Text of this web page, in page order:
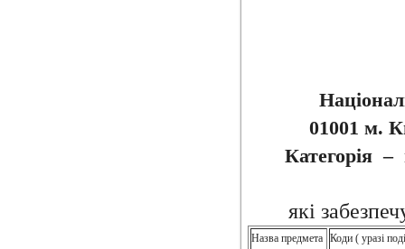
01001 м.
Категорія –
які
Назва предмета Коди ( уразі